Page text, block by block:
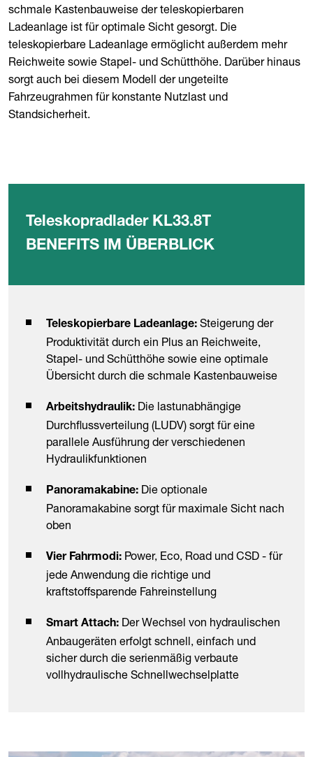
schmale Kastenbauweise der teleskopierbaren
Ladeanlage ist für optimale Sicht gesorgt. Die
teleskopierbare Ladeanlage ermöglicht außerdem mehr
Reichweite sowie Stapel- und Schütthöhe. Darüber hinaus
sorgt auch bei diesem Modell der ungeteilte
Fahrzeugrahmen für konstante Nutzlast und
Standsicherheit.
Teleskopradlader KL33.8T
BENEFITS IM ÜBERBLICK
Teleskopierbare Ladeanlage: Steigerung der
Produktivität durch ein Plus an Reichweite,
Stapel- und Schütthöhe sowie eine optimale
Übersicht durch die schmale Kastenbauweise
Arbeitshydraulik: Die lastunabhängige
Durchflussverteilung (LUDV) sorgt für eine
parallele Ausführung der verschiedenen
Hydraulikfunktionen
Panoramakabine: Die optionale
Panoramakabine sorgt für maximale Sicht nach
oben
Vier Fahrmodi: Power, Eco, Road und CSD - für
jede Anwendung die richtige und
kraftstoffsparende Fahreinstellung
Smart Attach: Der Wechsel von hydraulischen
Anbaugeräten erfolgt schnell, einfach und
sicher durch die serienmäßig verbaute
vollhydraulische Schnellwechselplatte